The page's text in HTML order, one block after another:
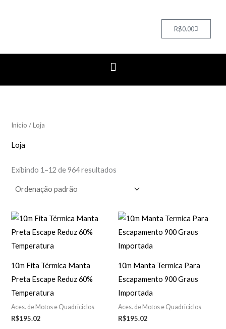
R$0.00Cart
Início / Loja
Loja
Exibindo 1–12 de 964 resultados
10m Fita Térmica Manta
Preta Escape Reduz 60%
Temperatura
Aces. de Motos e Quadriciclos
R$195.02
10m Manta Termica Para
Escapamento 900 Graus
Importada
Aces. de Motos e Quadriciclos
R$195.02